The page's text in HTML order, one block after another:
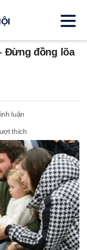
Đừng đồng lõa
luận
thích